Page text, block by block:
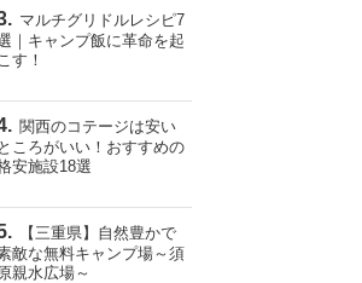
マルチグリドルレシピ7
｜キャンプ飯に革命を起
こす！
関西のコテージは安い
ところがいい！おすすめの
安施設18選
【三重県】自然豊かで
敵な無料キャンプ場～須
原親水広場～